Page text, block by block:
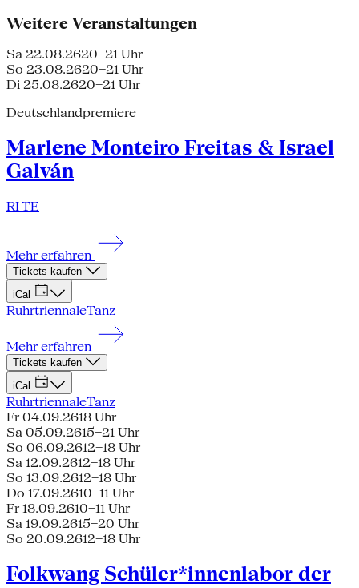
Weitere Veranstaltungen
Sa 22.08.2620–21 Uhr
So 23.08.2620–21 Uhr
Di 25.08.2620–21 Uhr
Deutschlandpremiere
Marlene Monteiro Freitas & Israel
Galván
RI TE
Mehr erfahren
Tickets kaufen
iCal
RuhrtriennaleTanz
Mehr erfahren
Tickets kaufen
iCal
RuhrtriennaleTanz
Fr 04.09.2618 Uhr
Sa 05.09.2615–21 Uhr
So 06.09.2612–18 Uhr
Sa 12.09.2612–18 Uhr
So 13.09.2612–18 Uhr
Do 17.09.2610–11 Uhr
Fr 18.09.2610–11 Uhr
Sa 19.09.2615–20 Uhr
So 20.09.2612–18 Uhr
Folkwang Schüler*innenlabor der